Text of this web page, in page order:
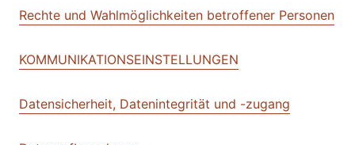
Rechte und Wahlmöglichkeiten betroffener Personen
KOMMUNIKATIONSEINSTELLUNGEN
Datensicherheit, Datenintegrität und -zugang